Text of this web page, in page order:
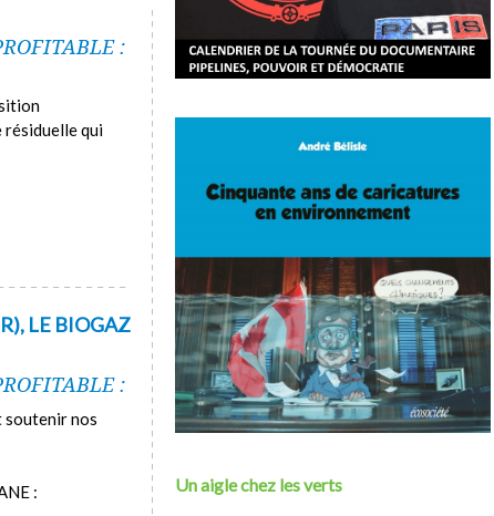
:
résiduelle qui
LE BIOGAZ
:
soutenir nos
:
Un aigle chez les verts